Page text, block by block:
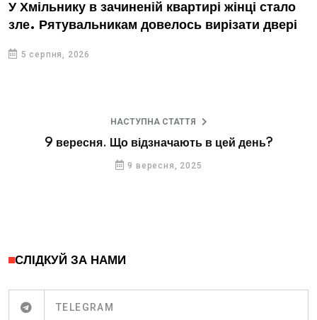
У Хмільнику в зачиненій квартирі жінці стало
зле. Рятувальникам довелось вирізати двері
5 серпня, 2026
НАСТУПНА СТАТТЯ
9 вересня. Що відзначають в цей день?
9 вересня, 2025
СЛІДКУЙ ЗА НАМИ
TELEGRAM